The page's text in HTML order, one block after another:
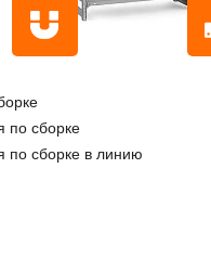
по сборке
по сборке в линию